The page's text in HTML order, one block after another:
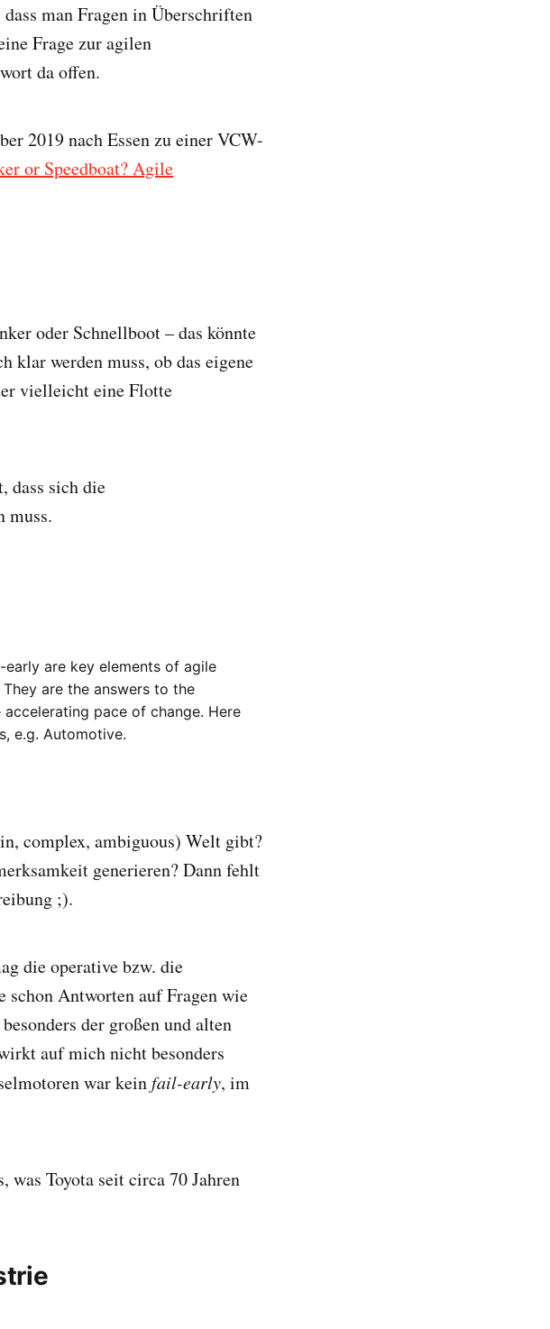
man Fragen in Überschriften
Frage zur agilen
da offen.
2019 nach Essen zu einer VCW-
or Speedboat? Agile
oder Schnellboot – das könnte
klar werden muss, ob das eigene
vielleicht eine Flotte
dass sich die
muss.
are key elements of agile
are the answers to the
pace of change. Here
e.g. Automotive.
complex, ambiguous) Welt gibt?
generieren? Dann fehlt
;).
die operative bzw. die
Antworten auf Fragen wie
der großen und alten
auf mich nicht besonders
war keinfail-early, im
Toyota seit circa 70 Jahren